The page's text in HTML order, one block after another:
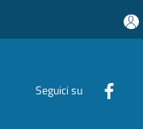
Seguici su